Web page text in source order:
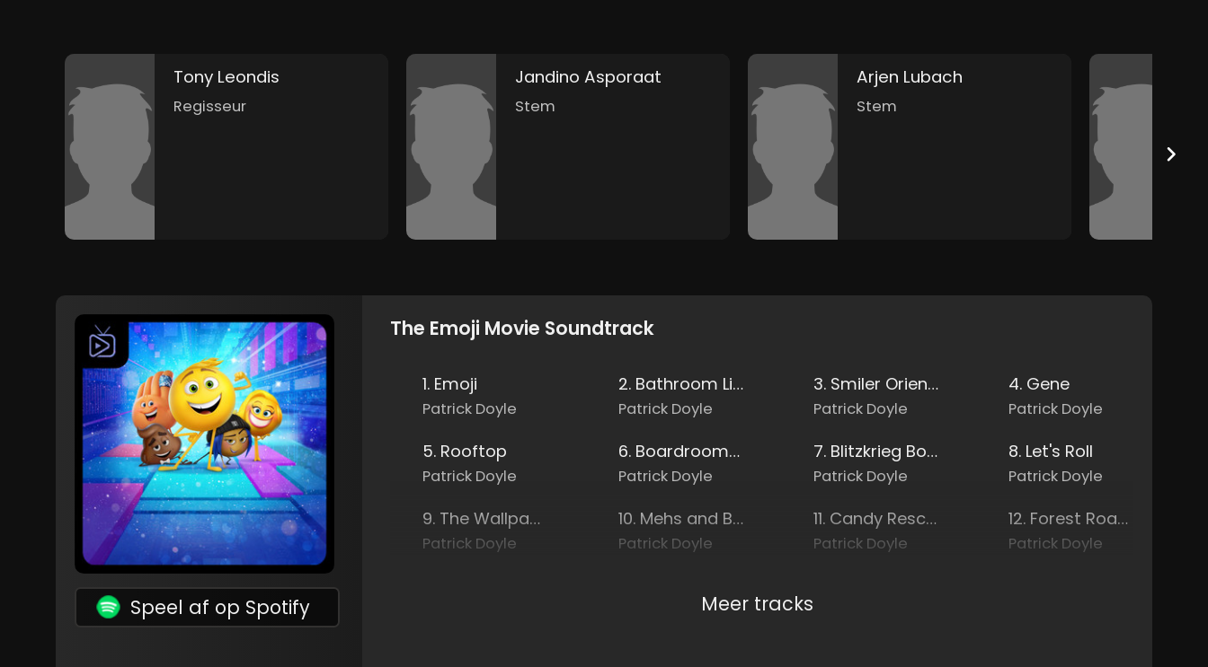
Tony Leondis
Regisseur
Jandino Asporaat
Stem
Arjen Lubach
Stem
The Emoji Movie Soundtrack
Speel af op Spotify
1. Emoji
Patrick Doyle
2. Bathroom Life Lesson
Patrick Doyle
3. Smiler Orientation
Patrick Doyle
4. Gene
Patrick Doyle
5. Rooftop
Patrick Doyle
6. Boardroom Terrors
Patrick Doyle
7. Blitzkrieg Bots
Patrick Doyle
8. Let's Roll
Patrick Doyle
9. The Wallpaper
Patrick Doyle
10. Mehs and Bots
Patrick Doyle
11. Candy Rescue
Patrick Doyle
12. Forest Road Planning
Patrick Doyle
Meer tracks